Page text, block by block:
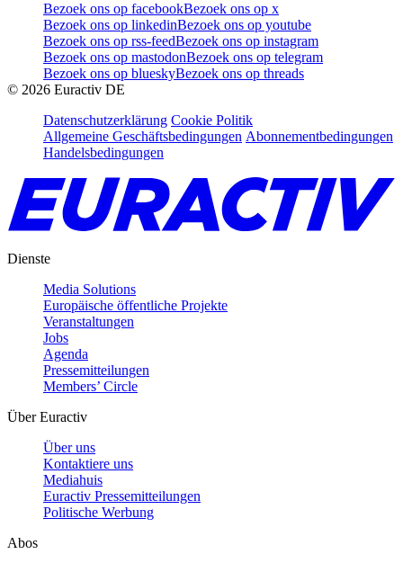
Bezoek ons op facebookBezoek ons op x
Bezoek ons op linkedinBezoek ons op youtube
Bezoek ons op rss-feedBezoek ons op instagram
Bezoek ons op mastodonBezoek ons op telegram
Bezoek ons op blueskyBezoek ons op threads
© 2026 Euractiv DE
Datenschutzerklärung Cookie Politik
Allgemeine Geschäftsbedingungen Abonnementbedingungen
Handelsbedingungen
Dienste
Media Solutions
Europäische öffentliche Projekte
Veranstaltungen
Jobs
Agenda
Pressemitteilungen
Members’ Circle
Über Euractiv
Über uns
Kontaktiere uns
Mediahuis
Euractiv Pressemitteilungen
Politische Werbung
Abos